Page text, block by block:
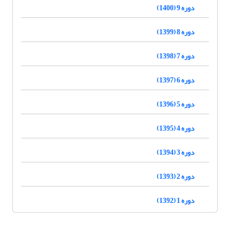
دوره 9 (1400)
دوره 8 (1399)
دوره 7 (1398)
دوره 6 (1397)
دوره 5 (1396)
دوره 4 (1395)
دوره 3 (1394)
دوره 2 (1393)
دوره 1 (1392)